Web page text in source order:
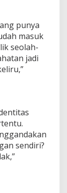
punya
masuk
seolah-
jadi
sendiri?